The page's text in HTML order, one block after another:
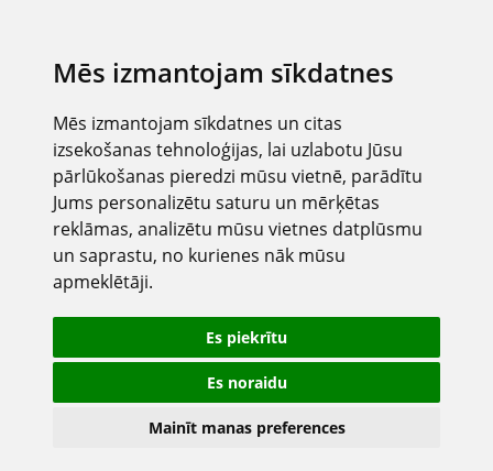
Mēs izmantojam sīkdatnes
Mēs izmantojam sīkdatnes un citas
izsekošanas tehnoloģijas, lai uzlabotu Jūsu
pārlūkošanas pieredzi mūsu vietnē, parādītu
Jums personalizētu saturu un mērķētas
reklāmas, analizētu mūsu vietnes datplūsmu
un saprastu, no kurienes nāk mūsu
apmeklētāji.
Es piekrītu
Es noraidu
Mainīt manas preferences